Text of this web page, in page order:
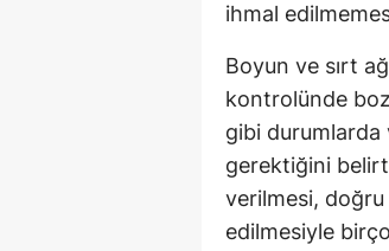
ihmal
Boyun ve sırt
kontrolünde
gibi durumlarda
gerektiğini
verilmesi, doğru
edilmesiyle